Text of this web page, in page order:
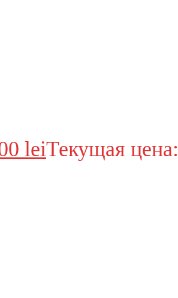
leiТекущая цена: